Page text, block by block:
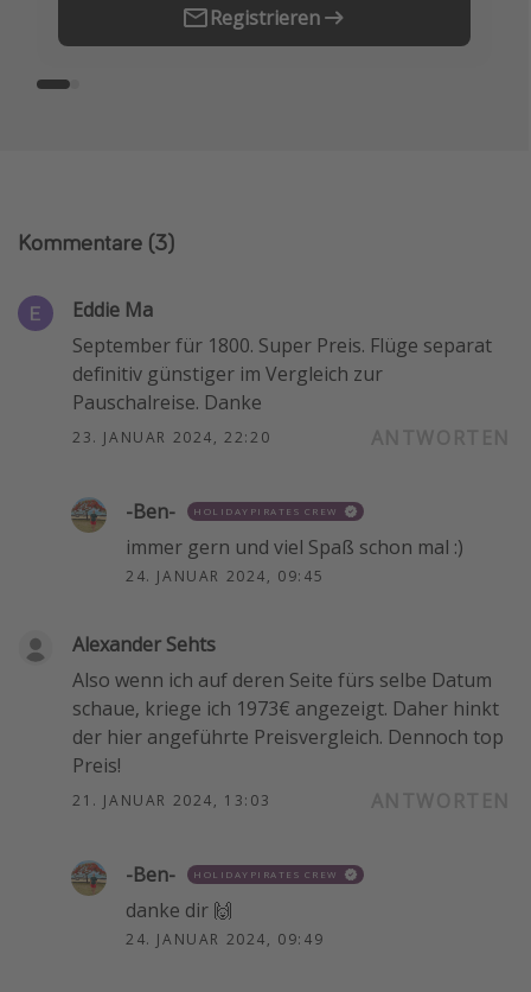
Registrieren
Kommentare (3)
Eddie Ma
September für 1800. Super Preis. Flüge separat
definitiv günstiger im Vergleich zur
Pauschalreise. Danke
23. JANUAR 2024, 22:20
-Ben- HOLIDAYPIRATES CREW
immer gern und viel Spaß schon mal :)
24. JANUAR 2024, 09:45
Alexander Sehts
Also wenn ich auf deren Seite fürs selbe Datum
schaue, kriege ich 1973€ angezeigt. Daher hinkt
der hier angeführte Preisvergleich. Dennoch top
Preis!
21. JANUAR 2024, 13:03
-Ben- HOLIDAYPIRATES CREW
danke dir 🙌
24. JANUAR 2024, 09:49